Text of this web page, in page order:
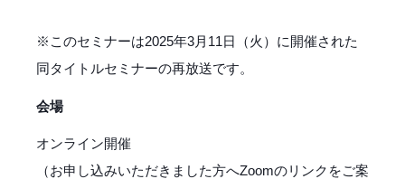
※このセミナーは2025年3月11日（火）に開催された
同タイトルセミナーの再放送です。
会場
オンライン開催
（お申し込みいただきました方へZoomのリンクをご案